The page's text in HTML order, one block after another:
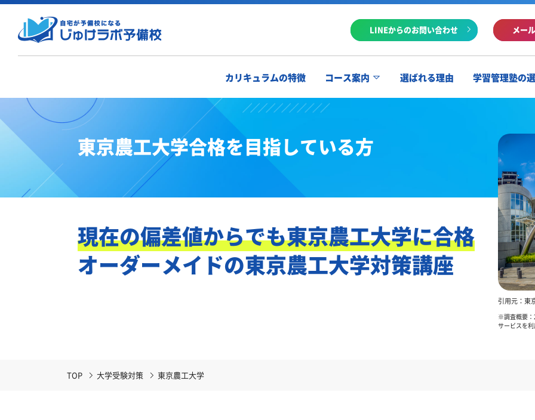
LINEからのお問い合わせ メー
カリキュラムの特徴 コース案内 選ばれる理由 学習管理塾の
東京農工大学合格を目指している方
現在の偏差値からでも東京農工大学に合格
オーダーメイドの東京農工大学対策講座
引用元：東
※調査概要：
サービスを
TOP 大学受験対策 東京農工大学